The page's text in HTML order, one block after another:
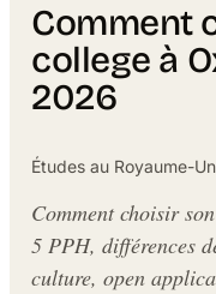
Comment
college à
2026
Études au Royaume-
Comment choisir
5 PPH, différences
culture, open